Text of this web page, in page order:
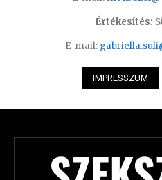
Értékesítés:
E-mail:
IMPRESSZUM